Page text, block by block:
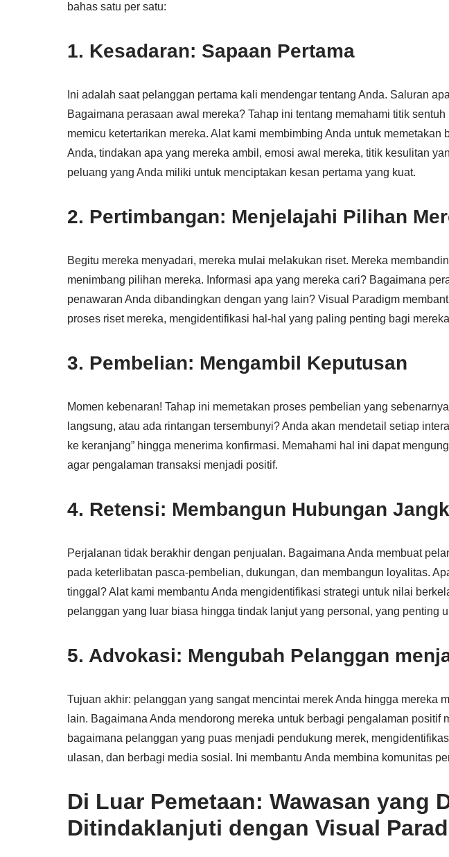
bahas satu per satu:
1. Kesadaran: Sapaan Pertama
Ini adalah saat pelanggan pertama kali mendengar tentang Anda. Saluran
Bagaimana perasaan awal mereka? Tahap ini tentang memahami titik
memicu ketertarikan mereka. Alat kami membimbing Anda untuk memetakan
Anda, tindakan apa yang mereka ambil, emosi awal mereka, titik kesulitan
peluang yang Anda miliki untuk menciptakan kesan pertama yang kuat.
2. Pertimbangan: Menjelajahi Pilihan
Begitu mereka menyadari, mereka mulai melakukan riset. Mereka
menimbang pilihan mereka. Informasi apa yang mereka cari? Bagaimana
penawaran Anda dibandingkan dengan yang lain? Visual Paradigm
proses riset mereka, mengidentifikasi hal-hal yang paling penting bagi
3. Pembelian: Mengambil Keputusan
Momen kebenaran! Tahap ini memetakan proses pembelian yang
langsung, atau ada rintangan tersembunyi? Anda akan mendetail setiap
ke keranjang” hingga menerima konfirmasi. Memahami hal ini dapat
agar pengalaman transaksi menjadi positif.
4. Retensi: Membangun Hubungan
Perjalanan tidak berakhir dengan penjualan. Bagaimana Anda membuat
pada keterlibatan pasca-pembelian, dukungan, dan membangun loyalitas.
tinggal? Alat kami membantu Anda mengidentifikasi strategi untuk nilai
pelanggan yang luar biasa hingga tindak lanjut yang personal, yang penting
5. Advokasi: Mengubah Pelanggan
Tujuan akhir: pelanggan yang sangat mencintai merek Anda hingga mereka
lain. Bagaimana Anda mendorong mereka untuk berbagi pengalaman positif
bagaimana pelanggan yang puas menjadi pendukung merek,
ulasan, dan berbagi media sosial. Ini membantu Anda membina komunitas
Di Luar Pemetaan: Wawasan yang
Ditindaklanjuti dengan Visual